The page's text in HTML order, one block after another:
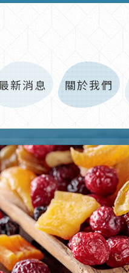
新消息 關於我們